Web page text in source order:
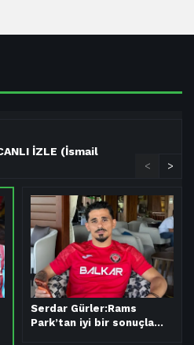
İZLE (İsmail
Serdar Gürler:Rams
Park’tan iyi bir sonuçla…
< >